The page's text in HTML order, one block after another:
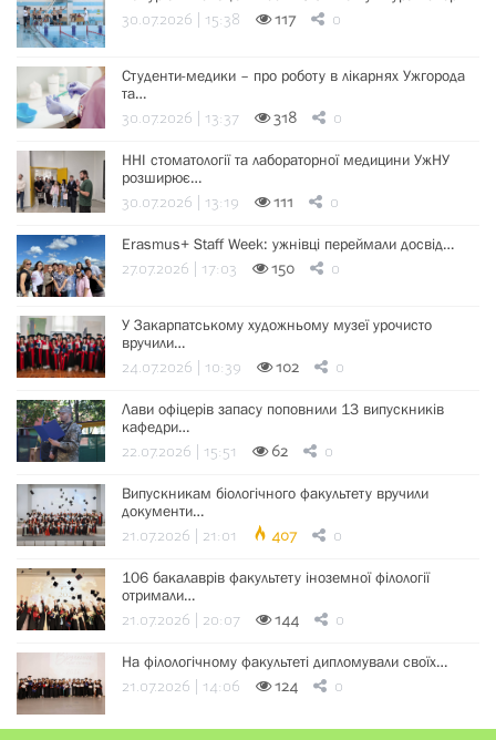
30.07.2026 | 15:38 117 0
Студенти-медики – про роботу в лікарнях Ужгорода
та…
30.07.2026 | 13:37 318 0
ННІ стоматології та лабораторної медицини УжНУ
розширює…
30.07.2026 | 13:19 111 0
Erasmus+ Staff Week: ужнівці переймали досвід…
27.07.2026 | 17:03 150 0
У Закарпатському художньому музеї урочисто
вручили…
24.07.2026 | 10:39 102 0
Лави офіцерів запасу поповнили 13 випускників
кафедри…
22.07.2026 | 15:51 62 0
Випускникам біологічного факультету вручили
документи…
21.07.2026 | 21:01 407 0
106 бакалаврів факультету іноземної філології
отримали…
21.07.2026 | 20:07 144 0
На філологічному факультеті дипломували своїх…
21.07.2026 | 14:06 124 0